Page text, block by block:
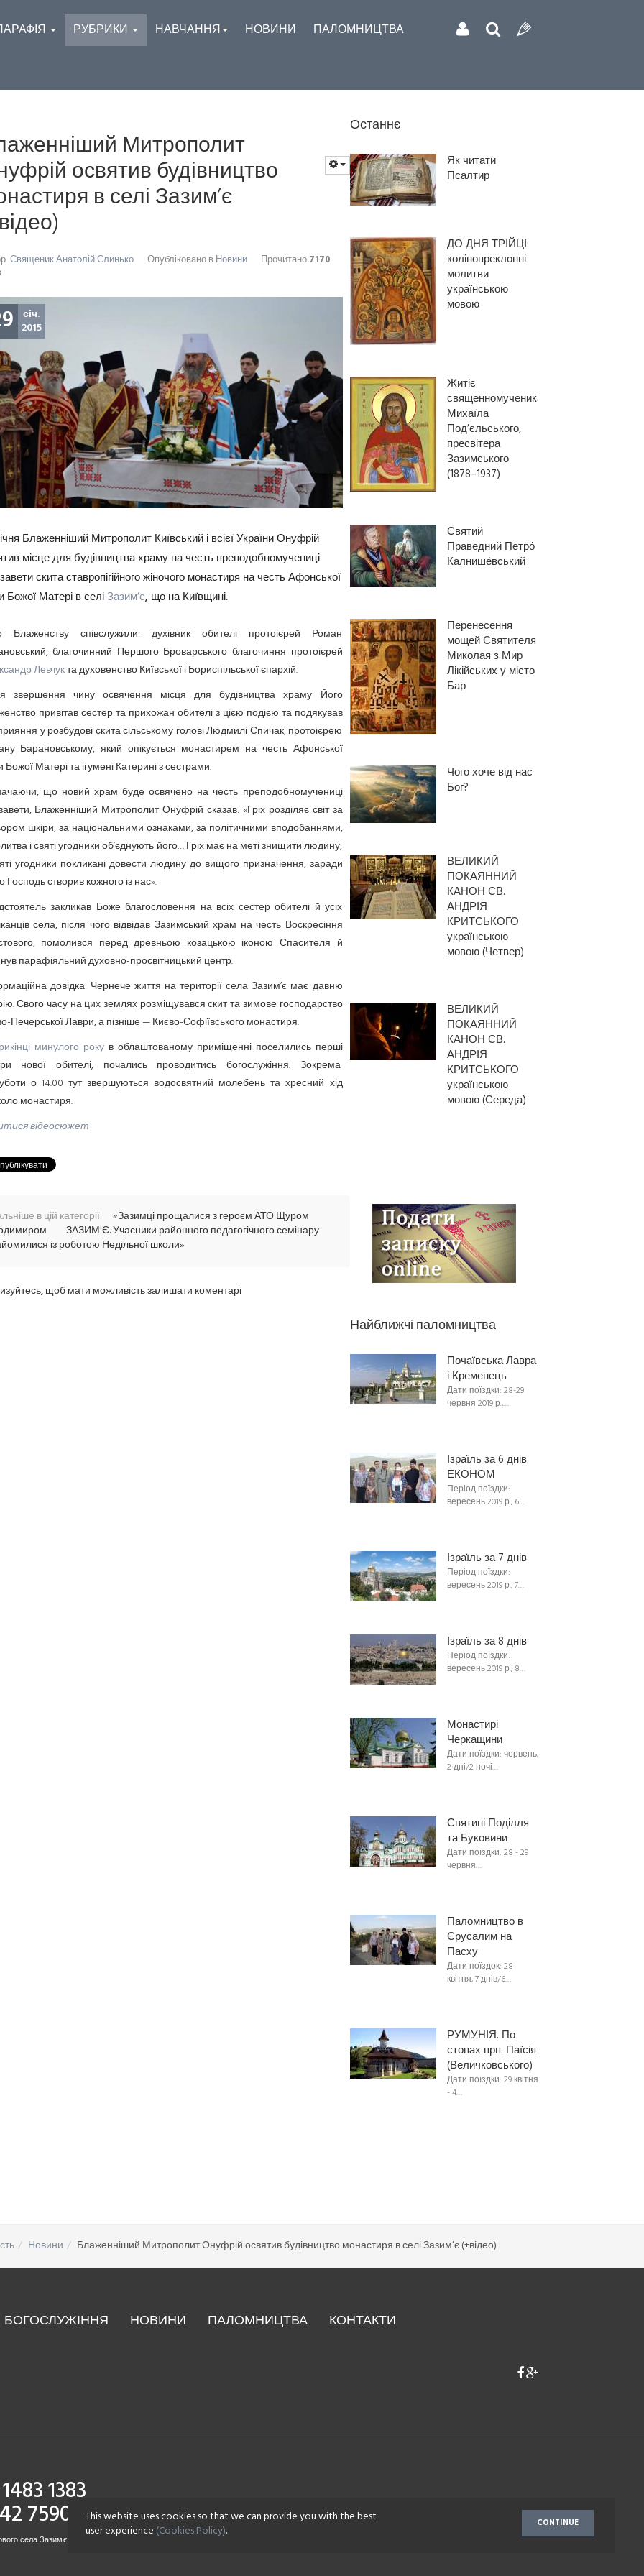
РУБРИКИ НАВЧАННЯ НОВИНИ ПАЛОМНИЦТВА
Митрополит
освятив будівництво
в селі Зазим’є
Священик Анатолій Слинько Опубліковано в Новини Прочитано7170
січ.
2015
Блаженніший Митрополит Київський і всієї України Онуфрій
місце для будівництва храму на честь преподобномучениці
скита ставропігійного жіночого монастиря на честь Афонської
Божої Матері в селі Зазим’є, що на Київщині.
Блаженству співслужили: духівник обителі протоієрей Роман
благочинний Першого Броварського благочиння протоієрей
Левчукта духовенство Київської і Бориспільської єпархій.
звершення чину освячення місця для будівництва храму Його
привітав сестер та прихожан обителі з цією подією та подякував
у розбудові скита сільському голові Людмилі Спичак, протоієрею
Барановському, який опікується монастирем на честь Афонської
Божої Матері та ігумені Катерині з сестрами.
що новий храм буде освячено на честь преподобномучениці
Блаженніший Митрополит Онуфрій сказав: «Гріх розділяє світ за
шкіри, за національними ознаками, за політичними вподобаннями,
і святі угодники об’єднують його… Гріх має на меті знищити людину,
угодники покликані довести людину до вищого призначення, заради
Господь створив кожного із нас».
закликав Боже благословення на всіх сестер обителі й усіх
села, після чого відвідав Зазимський храм на честь Воскресіння
помолився перед древньою козацькою іконою Спасителя й
парафіяльний духовно-просвітницький центр.
довідка: Чернече життя на території села Зазим’є має давню
Свого часу на цих землях розміщувався скит та зимове господарство
Печерської Лаври, а пізніше — Києво-Софіївського монастиря.
минулого рокув облаштованому приміщенні поселились перші
нової обителі, почались проводитись богослужіння. Зокрема
о 14.00 тут звершуються водосвятний молебень та хресний хід
монастиря.
відеосюжет
в цій категорії:
«Зазимці прощалися з героєм АТО Щуром
ЗАЗИМ'Є. Учасники районного педагогічного семінару
із роботою Недільної школи»
щоб мати можливість залишати коментарі
Останнє
Як читати
Псалтир
ДО ДНЯ ТРІЙЦІ:
колінопреклонні
молитви
українською
мовою
Житіє
священномученика
Михаїла
Под’єльського,
пресвітера
Зазимського
(1878–1937)
Святий
Праведний Петро́
Калнише́вський
Перенесення
мощей Святителя
Миколая з Мир
Лікійських у місто
Бар
Чого хоче від нас
Бог?
ВЕЛИКИЙ
ПОКАЯННИЙ
КАНОН СВ.
АНДРІЯ
КРИТСЬКОГО
українською
мовою (Четвер)
ВЕЛИКИЙ
ПОКАЯННИЙ
КАНОН СВ.
АНДРІЯ
КРИТСЬКОГО
українською
мовою (Середа)
Найближчі паломництва
Почаївська Лавра
і Кременець
Дати поїздки: 28-29
червня 2019 р.,…
Ізраїль за 6 днів.
ЕКОНОМ
Період поїздки:
вересень 2019 р., 6…
Ізраїль за 7 днів
Період поїздки:
вересень 2019 р., 7…
Ізраїль за 8 днів
Період поїздки:
вересень 2019 р., 8…
Монастирі
Черкащини
Дати поїздки: червень,
2 дні/2 ночі…
Святині Поділля
та Буковини
Дати поїздки: 28 - 29
червня…
Паломництво в
Єрусалим на
Пасху
Дати поїздок: 28
квітня, 7 днів/6…
РУМУНІЯ. По
стопах прп. Паїсія
(Величковського)
Дати поїздки: 29 квітня
- 4…
Новини Блаженніший Митрополит Онуфрій освятив будівництво монастиря в селі Зазим’є (+відео)
БОГОСЛУЖІННЯ НОВИНИ ПАЛОМНИЦТВА КОНТАКТИ
1383
7590
села Зазим'є. Всі права захищені.
This website uses cookies so that we can provide you with the best
user experience (Cookies Policy). CONTINUE